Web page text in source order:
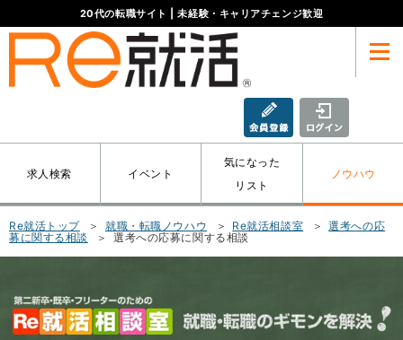
20代の転職サイト | 未経験・キャリアチェンジ歓迎
新規会員登録
求人検索 イベント
気になった
リスト
ノウハウ
Re就活トップ 就職・転職ノウハウ Re就活相談室
選考への応
募に関する相談
選考への応募に関する相談